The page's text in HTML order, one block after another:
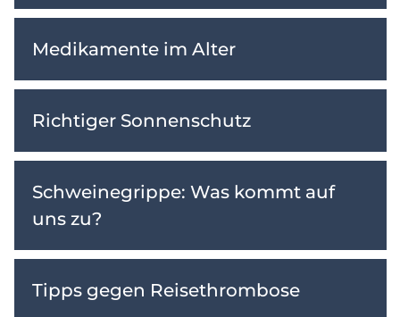
Medikamente im Alter
Richtiger Sonnenschutz
Schweinegrippe: Was kommt auf
uns zu?
Tipps gegen Reisethrombose